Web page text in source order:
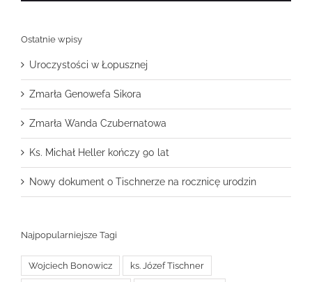
Ostatnie wpisy
Uroczystości w Łopusznej
Zmarła Genowefa Sikora
Zmarła Wanda Czubernatowa
Ks. Michał Heller kończy 90 lat
Nowy dokument o Tischnerze na rocznicę urodzin
Najpopularniejsze Tagi
Wojciech Bonowicz ks. Józef Tischner